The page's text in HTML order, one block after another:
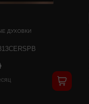
ДУХОВКИ